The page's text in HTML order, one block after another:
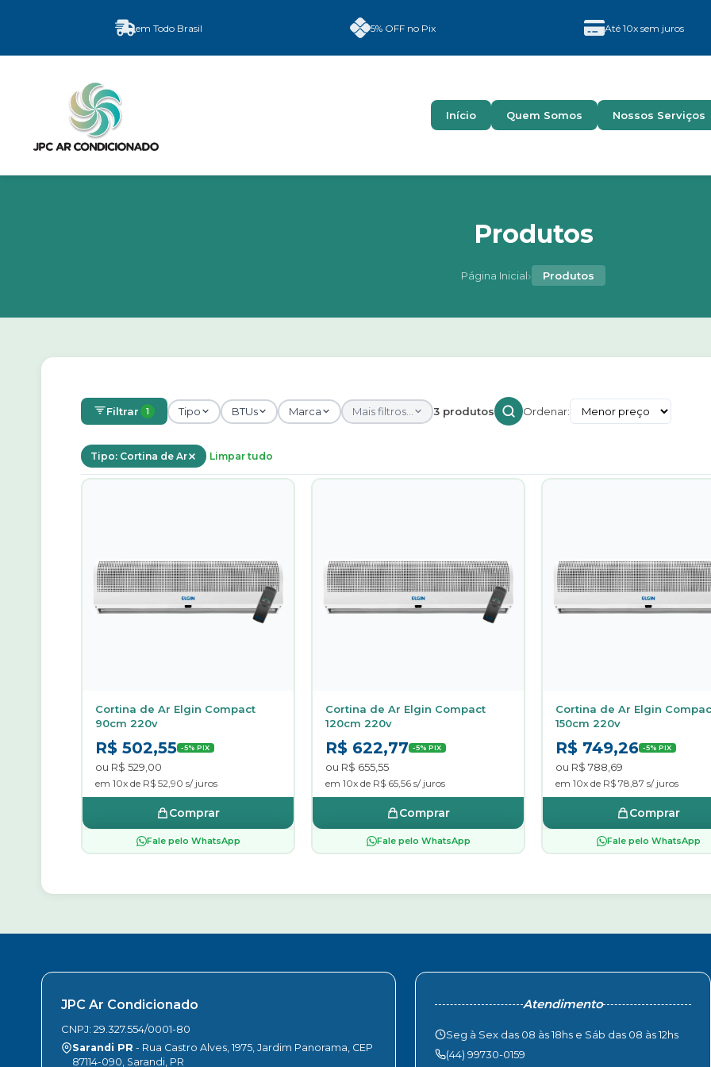
em Todo Brasil 5% OFF no Pix Até 10x sem juros
Início Quem Somos Nossos Serviços
Produtos
Página Inicial› Produtos
Filtrar 1 Tipo BTUs Marca Mais filtros... 3 produtos Ordenar:
Tipo: Cortina de Ar Limpar tudo
Cortina de Ar Elgin Compact
90cm 220v
R$ 502,55 -5% PIX
ou R$ 529,00
em 10x de R$ 52,90 s/ juros
Comprar
Fale pelo WhatsApp
Cortina de Ar Elgin Compact
120cm 220v
R$ 622,77 -5% PIX
ou R$ 655,55
em 10x de R$ 65,56 s/ juros
Comprar
Fale pelo WhatsApp
Cortina de Ar Elgin
150cm 220v
R$ 749,26 -5% PIX
ou R$ 788,69
em 10x de R$ 78,87 s/ juros
Comprar
Fale pelo WhatsApp
JPC Ar Condicionado
CNPJ: 29.327.554/0001-80
Sarandi PR - Rua Castro Alves, 1975, Jardim Panorama, CEP
87114-090, Sarandi, PR
Atendimento
Seg à Sex das 08 às 18hs e Sáb das 08 às 12hs
(44) 99730-0159